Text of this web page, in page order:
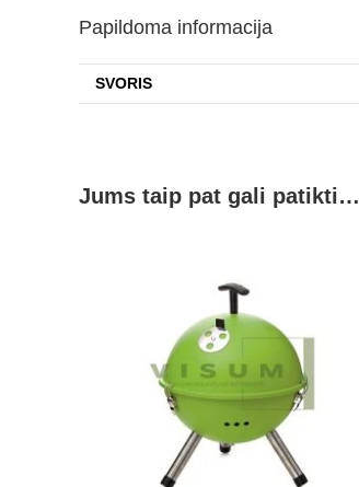
Papildoma informacija
SVORIS
Jums taip pat gali patikti…